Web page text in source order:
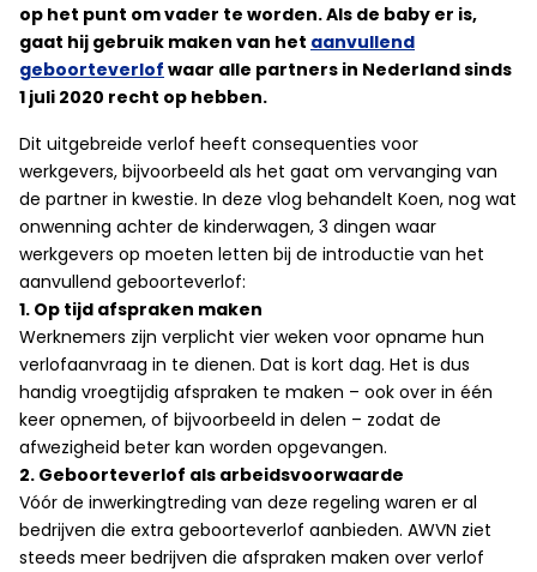
op het punt om vader te worden. Als de baby er is,
gaat hij gebruik maken van het aanvullend
geboorteverlof waar alle partners in Nederland sinds
1 juli 2020 recht op hebben.
Dit uitgebreide verlof heeft consequenties voor
werkgevers, bijvoorbeeld als het gaat om vervanging van
de partner in kwestie. In deze vlog behandelt Koen, nog wat
onwenning achter de kinderwagen, 3 dingen waar
werkgevers op moeten letten bij de introductie van het
aanvullend geboorteverlof:
1. Op tijd afspraken maken
Werknemers zijn verplicht vier weken voor opname hun
verlofaanvraag in te dienen. Dat is kort dag. Het is dus
handig vroegtijdig afspraken te maken – ook over in één
keer opnemen, of bijvoorbeeld in delen – zodat de
afwezigheid beter kan worden opgevangen.
2. Geboorteverlof als arbeidsvoorwaarde
Vóór de inwerkingtreding van deze regeling waren er al
bedrijven die extra geboorteverlof aanbieden. AWVN ziet
steeds meer bedrijven die afspraken maken over verlof